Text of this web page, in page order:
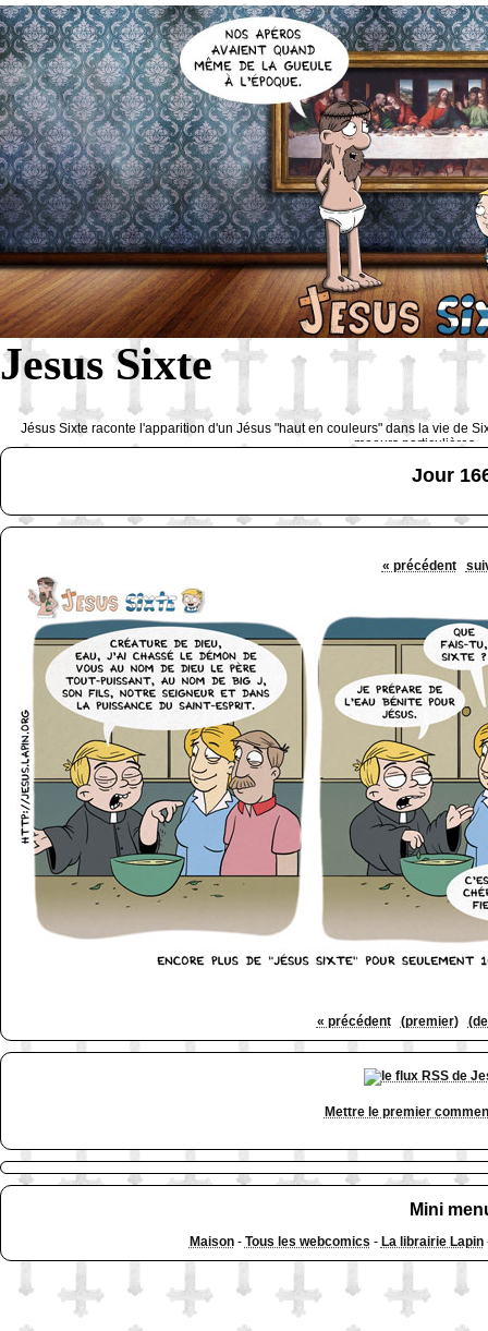
Jesus Sixte
Jésus Sixte raconte l'apparition d'un Jésus "haut en couleurs" dans la vie de
moeurs particulières
http://www.lefabz.com/
Jour
« précédent
« précédent (premier)
Mettre le premier
Mini
Maison- Tous les webcomics - La librairie Lapin